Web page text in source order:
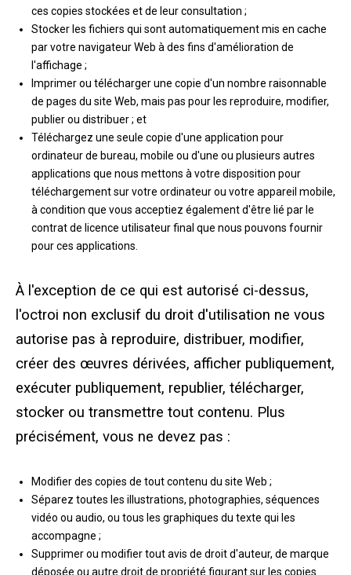
ces copies stockées et de leur consultation ;
Stocker les fichiers qui sont automatiquement mis en cache
par votre navigateur Web à des fins d'amélioration de
l'affichage ;
Imprimer ou télécharger une copie d'un nombre raisonnable
de pages du site Web, mais pas pour les reproduire, modifier,
publier ou distribuer ; et
Téléchargez une seule copie d'une application pour
ordinateur de bureau, mobile ou d'une ou plusieurs autres
applications que nous mettons à votre disposition pour
téléchargement sur votre ordinateur ou votre appareil mobile,
à condition que vous acceptiez également d'être lié par le
contrat de licence utilisateur final que nous pouvons fournir
pour ces applications.
À l'exception de ce qui est autorisé ci-dessus,
l'octroi non exclusif du droit d'utilisation ne vous
autorise pas à reproduire, distribuer, modifier,
créer des œuvres dérivées, afficher publiquement,
exécuter publiquement, republier, télécharger,
stocker ou transmettre tout contenu. Plus
précisément, vous ne devez pas :
Modifier des copies de tout contenu du site Web ;
Séparez toutes les illustrations, photographies, séquences
vidéo ou audio, ou tous les graphiques du texte qui les
accompagne ;
Supprimer ou modifier tout avis de droit d'auteur, de marque
déposée ou autre droit de propriété figurant sur les copies